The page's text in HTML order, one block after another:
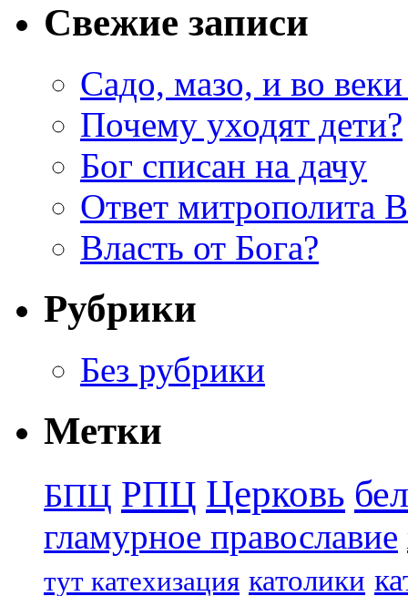
Свежие записи
Садо, мазо, и во веки
Почему уходят дети?
Бог списан на дачу
Ответ митрополита
Власть от Бога?
Рубрики
Без рубрики
Метки
БПЦ РПЦ Церковь
гламурное православие
тут катехизация католики